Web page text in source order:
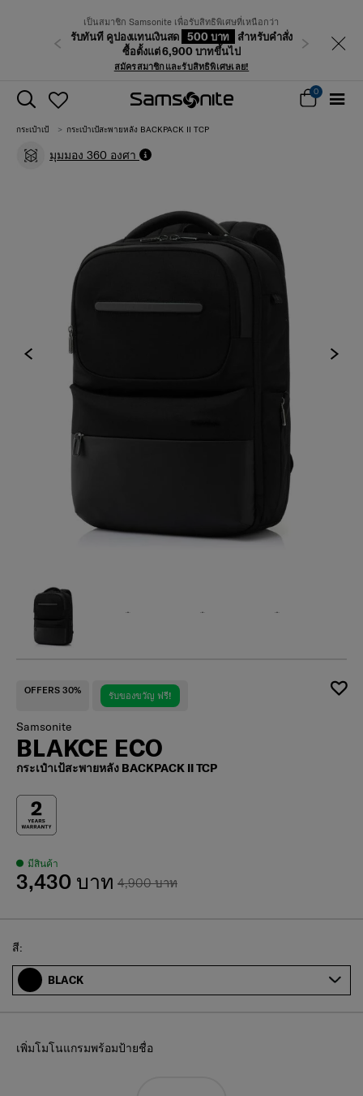
เป็นสมาชิก Samsonite เพื่อรับสิทธิพิเศษที่เหนือกว่า
รับทันที คูปองแทนเงินสด 500 บาท
สำหรับคำสั่ง
ซื้อตั้งแต่ 6,900 บาทขึ้นไป
สมัครสมาชิกและรับสิทธิพิเศษเลย!
ก่อนหน้า ถัดไป
0
กระเป๋าเป้ กระเป๋าเป้สะพายหลัง BACKPACK II TCP
มุมมอง 360 องศา
OFFERS 30% รับของขวัญ ฟรี!
Samsonite
BLAKCE ECO
กระเป๋าเป้สะพายหลัง BACKPACK II TCP
มีสินค้า
4,900 บาท
3,430 บาท
Select
สี:
BLACK
เพิ่มโมโนแกรมพร้อมป้ายชื่อ